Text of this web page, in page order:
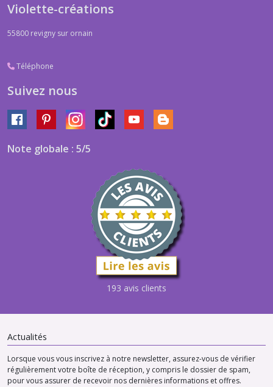
Violette-créations
55800 revigny sur ornain
Téléphone
Suivez nous
Note globale : 5/5
193 avis clients
Actualités
Lorsque vous vous inscrivez à notre newsletter, assurez-vous de vérifier
régulièrement votre boîte de réception, y compris le dossier de spam,
pour vous assurer de recevoir nos dernières informations et offres.